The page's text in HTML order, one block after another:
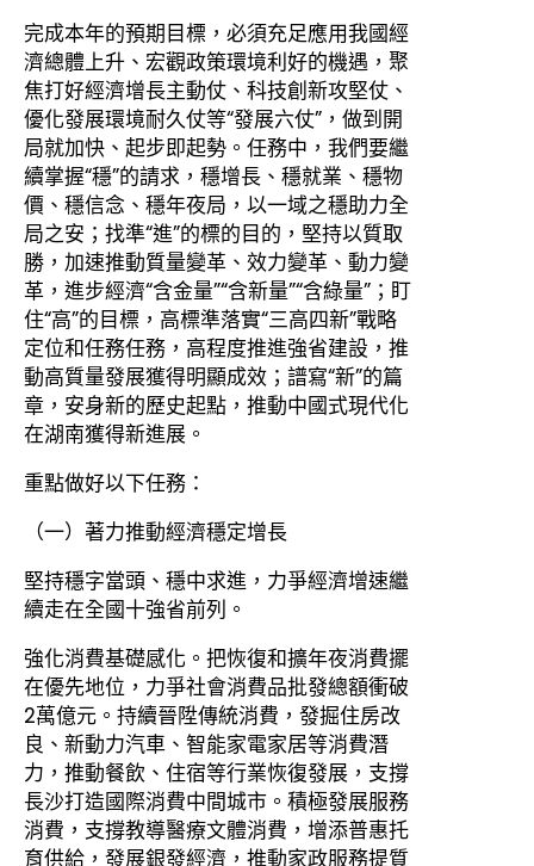
完成本年的預期目標，必須充足應用我國經
濟總體上升、宏觀政策環境利好的機遇，聚
焦打好經濟增長主動仗、科技創新攻堅仗、
優化發展環境耐久仗等“發展六仗”，做到開
局就加快、起步即起勢。任務中，我們要繼
續掌握“穩”的請求，穩增長、穩就業、穩物
價、穩信念、穩年夜局，以一域之穩助力全
局之安；找準“進”的標的目的，堅持以質取
勝，加速推動質量變革、效力變革、動力變
革，進步經濟“含金量”“含新量”“含綠量”；盯
住“高”的目標，高標準落實“三高四新”戰略
定位和任務任務，高程度推進強省建設，推
動高質量發展獲得明顯成效；譜寫“新”的篇
章，安身新的歷史起點，推動中國式現代化
在湖南獲得新進展。
重點做好以下任務：
（一）著力推動經濟穩定增長
堅持穩字當頭、穩中求進，力爭經濟增速繼
續走在全國十強省前列。
強化消費基礎感化。把恢復和擴年夜消費擺
在優先地位，力爭社會消費品批發總額衝破
2萬億元。持續晉陞傳統消費，發掘住房改
良、新動力汽車、智能家電家居等消費潛
力，推動餐飲、住宿等行業恢復發展，支撐
長沙打造國際消費中間城市。積極發展服務
消費，支撐教導醫療文體消費，增添普惠托
育供給，發展銀發經濟，推動家政服務提質